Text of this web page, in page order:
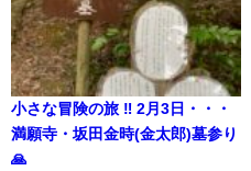
小さな冒険の旅 ‼︎ 2月3日・・・
満願寺・坂田金時(金太郎)墓参り
🙏